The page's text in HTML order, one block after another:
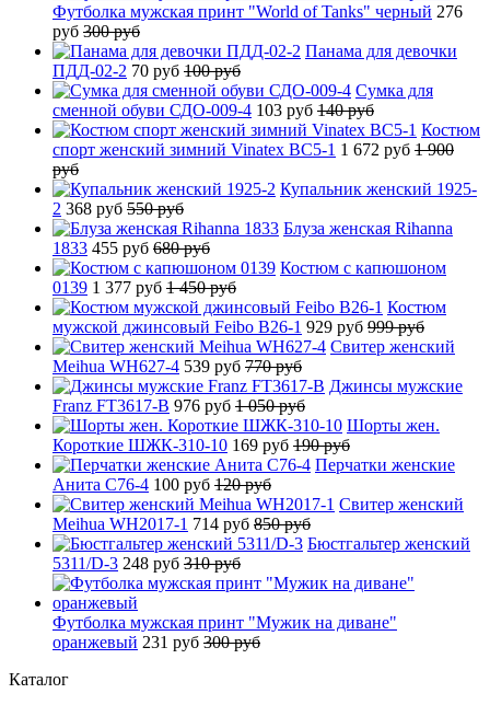
Футболка мужская принт "World of Tanks" черный 276
руб 300 руб
Панама для девочки
ПДД-02-2 70 руб 100 руб
Сумка для
сменной обуви СДО-009-4 103 руб 140 руб
Костюм
спорт женский зимний Vinatex BC5-1 1 672 руб 1 900
руб
Купальник женский 1925-
2 368 руб 550 руб
Блуза женская Rihanna
1833 455 руб 680 руб
Костюм с капюшоном
0139 1 377 руб 1 450 руб
Костюм
мужской джинсовый Feibo B26-1 929 руб 999 руб
Свитер женский
Meihua WH627-4 539 руб 770 руб
Джинсы мужские
Franz FT3617-B 976 руб 1 050 руб
Шорты жен.
Короткие ШЖК-310-10 169 руб 190 руб
Перчатки женские
Анита C76-4 100 руб 120 руб
Свитер женский
Meihua WH2017-1 714 руб 850 руб
Бюстгальтер женский
5311/D-3 248 руб 310 руб
Футболка мужская принт "Мужик на диване"
оранжевый 231 руб 300 руб
Каталог